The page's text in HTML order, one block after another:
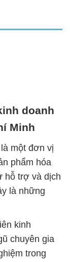
doanh
Minh
một đơn vị
phẩm hóa
hỗ trợ và dịch
là những
kinh
chuyên gia
trong